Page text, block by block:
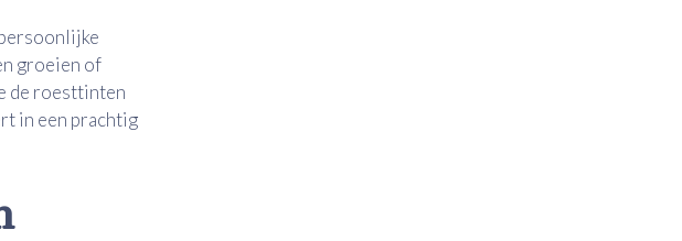
groeien of
de roesttinten
in een prachtig